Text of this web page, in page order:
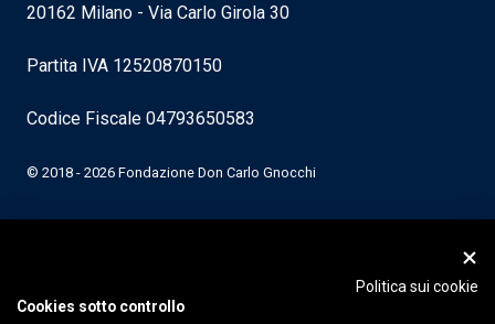
20162 Milano - Via Carlo Girola 30
Partita IVA 12520870150
Codice Fiscale 04793650583
© 2018 - 2026 Fondazione Don Carlo Gnocchi
Politica sui cookie
Cookies sotto controllo